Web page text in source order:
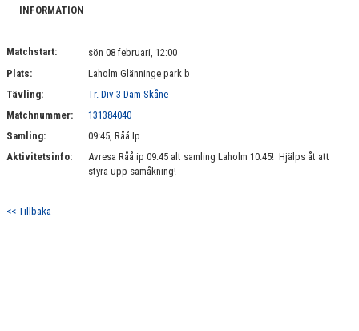
BILDGALLERI
KONTAKT
INFORMATION
Matchstart:
sön 08 februari, 12:00
Plats:
Laholm Glänninge park b
Tävling:
Tr. Div 3 Dam Skåne
Matchnummer:
131384040
Samling:
09:45, Råå Ip
Aktivitetsinfo:
Avresa Råå ip 09:45 alt samling Laholm 10:45! Hjälps åt att
styra upp samåkning!
<< Tillbaka